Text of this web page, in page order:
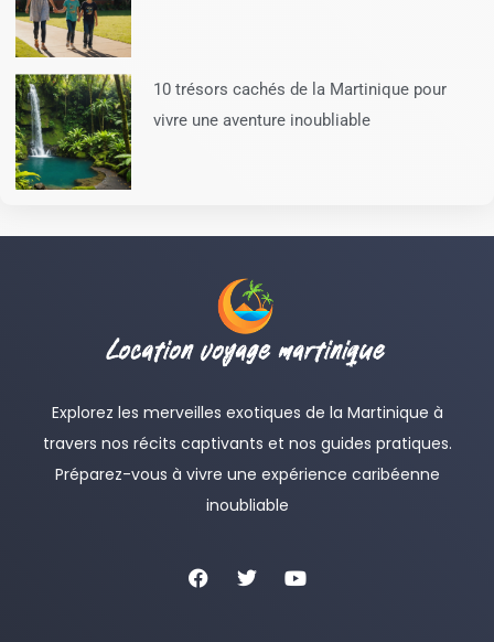
10 trésors cachés de la Martinique pour
vivre une aventure inoubliable
Explorez les merveilles exotiques de la Martinique à
travers nos récits captivants et nos guides pratiques.
Préparez-vous à vivre une expérience caribéenne
inoubliable